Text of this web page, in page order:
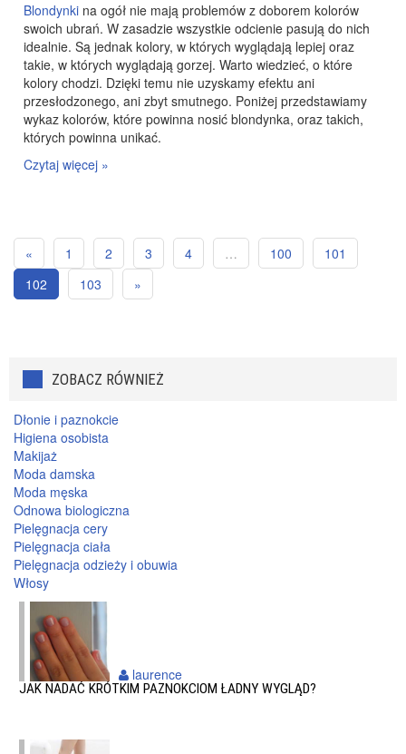
Blondynki na ogół nie mają problemów z doborem kolorów
swoich ubrań. W zasadzie wszystkie odcienie pasują do nich
idealnie. Są jednak kolory, w których wyglądają lepiej oraz
takie, w których wyglądają gorzej. Warto wiedzieć, o które
kolory chodzi. Dzięki temu nie uzyskamy efektu ani
przesłodzonego, ani zbyt smutnego. Poniżej przedstawiamy
wykaz kolorów, które powinna nosić blondynka, oraz takich,
których powinna unikać.
Czytaj więcej »
« 1 2 3 4 … 100
101
102
103 »
ZOBACZ RÓWNIEŻ
Dłonie i paznokcie
Higiena osobista
Makijaż
Moda damska
Moda męska
Odnowa biologiczna
Pielęgnacja cery
Pielęgnacja ciała
Pielęgnacja odzieży i obuwia
Włosy
JAK NADAĆ KRÓTKIM PAZNOKCIOM ŁADNY WYGLĄD?
laurence